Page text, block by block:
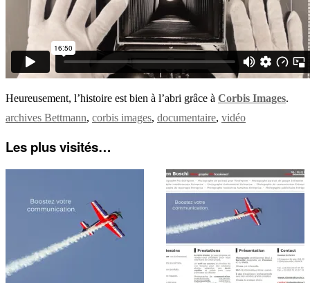
Heureusement, l’histoire est bien à l’abri grâce à Corbis Images.
archives Bettmann, corbis images, documentaire, vidéo
Les plus visités…